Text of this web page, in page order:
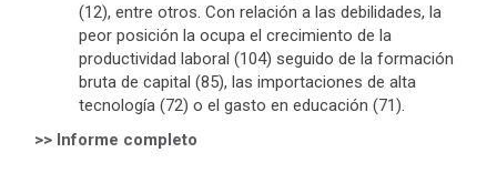
(12), entre otros. Con relación a las debilidades, la
peor posición la ocupa el crecimiento de la
productividad laboral (104) seguido de la formación
bruta de capital (85), las importaciones de alta
tecnología (72) o el gasto en educación (71).
>> Informe completo